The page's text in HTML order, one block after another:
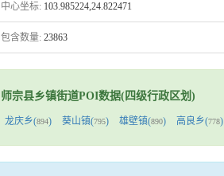
中心坐标: 103.985224,24.822471
包含数量: 23863
师宗县乡镇街道POI数据(四级行政区划)
龙庆乡(894) 葵山镇(795) 雄壁镇(890) 高良乡(778)